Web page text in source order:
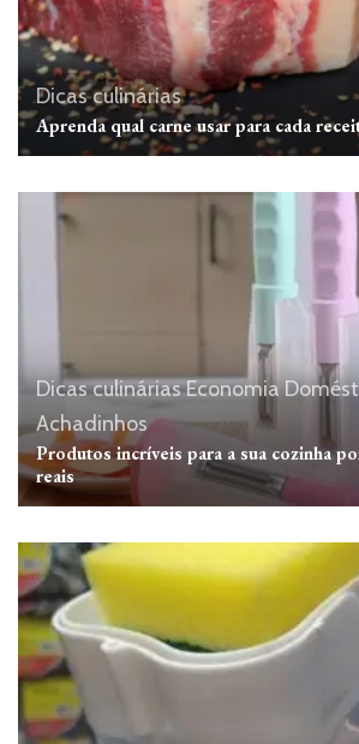
Dicas culinárias
Aprenda qual carne usar para cada
Dicas culináriasEconomia
Achadinhos
Produtos incríveis para a sua cozinha
reais